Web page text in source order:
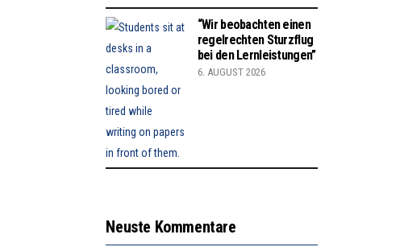
“Wir beobachten einen
regelrechten Sturzflug
bei den Lernleistungen”
6. AUGUST 2026
Neuste Kommentare